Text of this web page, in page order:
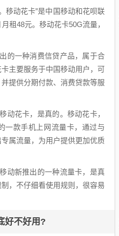
移动花卡”是中国移动和花呗联
租48元。移动花卡50G流量，
的一种消费信贷产品，属于合
主要服务于中国移动用户，可
提供分期付款、消费贷款等服
动花卡，是真的。移动花卡，
一款手机上网流量卡，通过与
属流量，为用户提供更加优质
动新推出的一种流量卡，是真
，不仔细看使用规则，很容易
好不好用?